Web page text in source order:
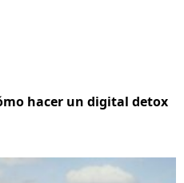
hacer un digital detox